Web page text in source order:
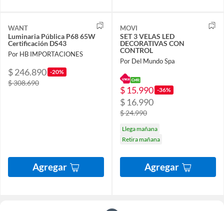
WANT
Luminaria Pública P68 65W
Certificación DS43
Por HB IMPORTACIONES
$ 246.890 -20%
$ 308.690
Agregar
MOVI
SET 3 VELAS LED
DECORATIVAS CON
CONTROL
Por Del Mundo Spa
$ 15.990 -36%
$ 16.990
$ 24.990
Llega mañana
Retira mañana
Agregar